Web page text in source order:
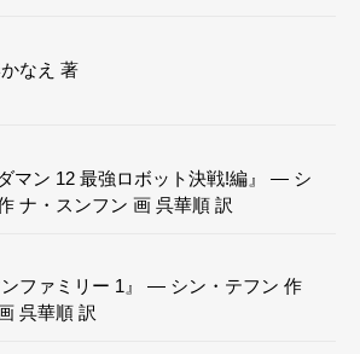
なえ 著
ダマン 12 最強ロボット決戦!編』 — シ
ナ・スンフン 画 呉華順 訳
ンファミリー 1』 — シン・テフン 作
呉華順 訳